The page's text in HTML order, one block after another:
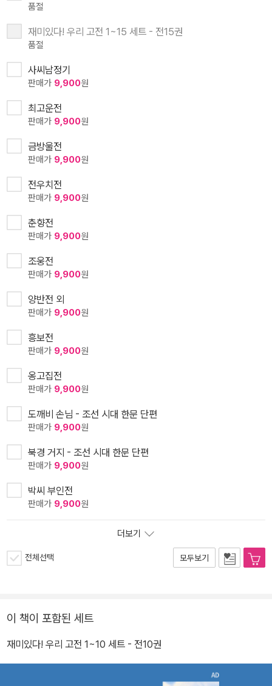
품절
재미있다! 우리 고전 1~15 세트 - 전15권
품절
사씨남정기
판매가 9,900원
최고운전
판매가 9,900원
금방울전
판매가 9,900원
전우치전
판매가 9,900원
춘향전
판매가 9,900원
조웅전
판매가 9,900원
양반전 외
판매가 9,900원
흥보전
판매가 9,900원
옹고집전
판매가 9,900원
도깨비 손님 - 조선 시대 한문 단편
판매가 9,900원
북경 거지 - 조선 시대 한문 단편
판매가 9,900원
박씨 부인전
판매가 9,900원
더보기
전체선택 모두보기
이 책이 포함된 세트
재미있다! 우리 고전 1~10 세트 - 전10권